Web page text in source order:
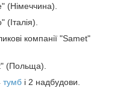
(Німеччина).
(Італія).
компанії "Samet"
(Польща).
тумб і 2 надбудови.